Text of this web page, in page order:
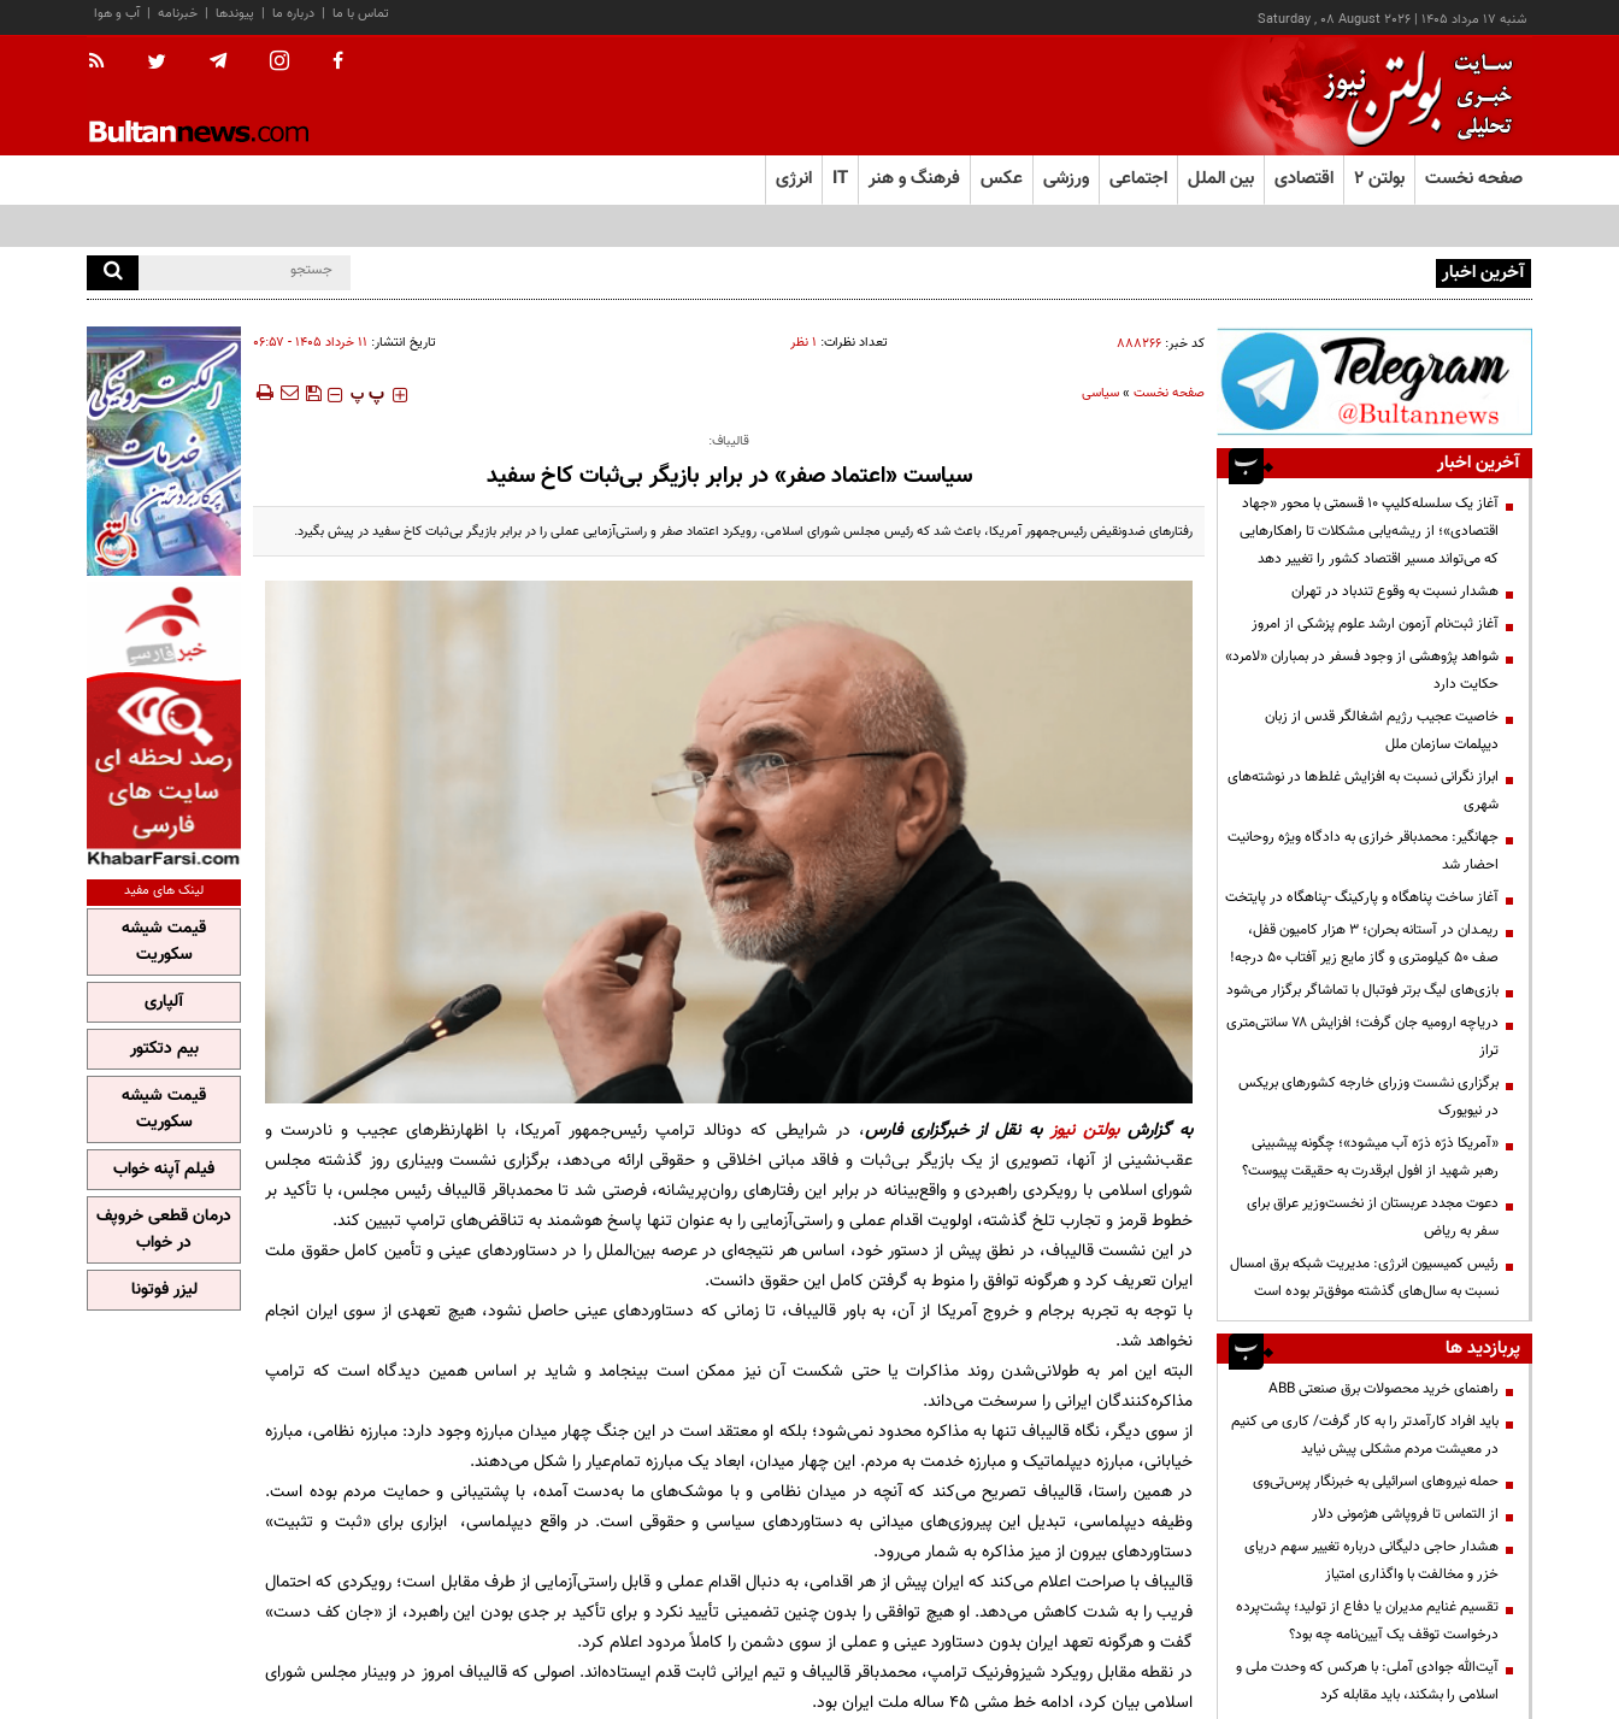
شنبه ۱۷ مرداد ۱۴۰۵ |
Saturday , 08 August 2026 آب و هوا | خبرنامه | پیوندها | درباره ما | تماس با ما
صفحه نخست بولتن ۲ اقتصادی بین الملل اجتماعی ورزشی عکس فرهنگ و هنر IT انرژی
آخرین اخبار
کد خبر: ۸۸۸۲۶۶ تعداد نظرات: ۱ نظر تاریخ انتشار: ۱۱ خرداد ۱۴۰۵ - ۰۶:۵۷
صفحه نخست»سیاسی ‍‍‍ پ پ
قالیباف:
سیاست «اعتماد صفر» در برابر بازیگر بی‌ثبات کاخ سفید
رفتارهای ضدونقیض رئیس‌جمهور آمریکا، باعث شد که رئیس مجلس شورای اسلامی، رویکرد اعتماد صفر و راستی‌آزمایی عملی را در برابر‌ بازیگر بی‌ثبات کاخ سفید در پیش بگیرد.
به گزارشبولتن نیوزبه نقل ازخبرگزاری فارس، در شرایطی که دونالد ترامپ رئیس‌جمهور آمریکا، با اظهارنظرهای عجیب و نادرست و
عقب‌نشینی از آنها، تصویری از یک بازیگر بی‌ثبات و فاقد مبانی اخلاقی و حقوقی ارائه می‌دهد، برگزاری نشست وبیناری روز گذشته مجلس
شورای اسلامی با رویکردی راهبردی و واقع‌بینانه در برابر این رفتارهای روان‌پریشانه، فرصتی شد تا محمدباقر قالیباف رئیس مجلس، با تأکید بر
خطوط قرمز و تجارب تلخ گذشته، اولویت اقدام عملی و راستی‌آزمایی را به عنوان تنها پاسخ هوشمند به تناقض‌های ترامپ تبیین کند.
در این نشست قالیباف، در نطق پیش از دستور خود، اساس هر نتیجه‌ای در عرصه بین‌الملل را در دستاوردهای عینی و تأمین کامل حقوق ملت
ایران تعریف کرد و هرگونه توافق را منوط به گرفتن کامل این حقوق دانست.
با توجه به تجربه برجام و خروج آمریکا از آن، به باور قالیباف، تا زمانی که دستاوردهای عینی حاصل نشود، هیچ تعهدی از سوی ایران انجام
نخواهد شد.
البته این امر به طولانی‌شدن روند مذاکرات یا حتی شکست آن نیز ممکن است بینجامد و شاید بر اساس همین دیدگاه است که ترامپ
مذاکره‌کنندگان ایرانی را سرسخت می‌داند.
از سوی دیگر، نگاه قالیباف تنها به مذاکره محدود نمی‌شود؛ بلکه او معتقد است در این جنگ چهار میدان مبارزه وجود دارد: مبارزه نظامی، مبارزه
خیابانی، مبارزه دیپلماتیک و مبارزه خدمت به مردم. این چهار میدان، ابعاد یک مبارزه تمام‌عیار را شکل می‌دهند.
در همین راستا، قالیباف تصریح می‌کند که آنچه در میدان نظامی و با موشک‌های ما به‌دست آمده، با پشتیبانی و حمایت مردم بوده است.
وظیفه دیپلماسی، تبدیل این پیروزی‌های میدانی به دستاوردهای سیاسی و حقوقی است. در واقع دیپلماسی، ابزاری برای «ثبت و تثبیت»
دستاوردهای بیرون از میز مذاکره به شمار می‌رود.
قالیباف با صراحت اعلام می‌کند که ایران پیش از هر اقدامی، به دنبال اقدام عملی و قابل راستی‌آزمایی از طرف مقابل است؛ رویکردی که احتمال
فریب را به شدت کاهش می‌دهد. او هیچ توافقی را بدون چنین تضمینی تأیید نکرد و برای تأکید بر جدی بودن این راهبرد، از «جان کف دست»
گفت و هرگونه تعهد ایران بدون دستاورد عینی و عملی از سوی دشمن را کاملاً مردود اعلام کرد.
در نقطه مقابل رویکرد شیزوفرنیک ترامپ، محمدباقر قالیباف و تیم ایرانی ثابت قدم ایستاده‌اند. اصولی که قالیباف امروز در وبینار مجلس شورای
اسلامی بیان کرد، ادامه خط مشی ۴۵ ساله ملت ایران بود.
آخرین اخبار
آغاز یک سلسله‌کلیپ ۱۰ قسمتی با محور «جهاد
اقتصادی»؛ از ریشه‌یابی مشکلات تا راهکارهایی
که می‌تواند مسیر اقتصاد کشور را تغییر دهد
هشدار نسبت به وقوع تندباد در تهران
آغاز ثبت‌نام آزمون ارشد علوم پزشکی از امروز
شواهد پژوهشی از وجود فسفر در بمباران «لامرد»
حکایت دارد
خاصیت عجیب رژیم اشغالگر قدس از زبان
دیپلمات سازمان ملل
ابراز نگرانی نسبت به افزایش غلط‌ها در نوشته‌های
شهری
جهانگیر: محمدباقر خرازی به دادگاه ویژه روحانیت
احضار شد
آغاز ساخت پناهگاه و پارکینگ -پناهگاه در پایتخت
ریمـدان در آستانه بحران؛ ۳ هزار کامیون قفل،
صف ۵۰ کیلومتری و گاز مایع زیر آفتاب ۵۰ درجه!
بازی‌های لیگ برتر فوتبال با تماشاگر برگزار می‌شود
دریاچه ارومیه جان گرفت؛ افزایش ۷۸ سانتی‌متری
تراز
برگزاری نشست وزرای خارجه کشورهای بریکس
در نیویورک
«آمریکا ذرّه ذرّه آب میشود»؛ چگونه پیشبینی
رهبر شهید از افول ابرقدرت به حقیقت پیوست؟
دعوت مجدد عربستان از نخست‌وزیر عراق برای
سفر به ریاض
رئیس کمیسیون انرژی: مدیریت شبکه برق امسال
نسبت به سال‌های گذشته موفق‌تر بوده است
پربازدید ها
راهنمای خرید محصولات برق صنعتی ABB
باید افراد کارآمدتر را به کار گرفت/ کاری می کنیم
در معیشت مردم مشکلی پیش نیاید
حمله نیروهای اسرائیلی به خبرنگار پرس‌تی‌وی
از التماس تا فروپاشی هژمونی دلار
هشدار حاجی دلیگانی درباره تغییر سهم دریای
خزر و مخالفت با واگذاری امتیاز
تقسیم غنایم مدیران یا دفاع از تولید؛ پشت‌پرده
درخواست توقف یک آیین‌نامه چه بود؟
آیت‌الله جوادی آملی: با هرکس که وحدت ملی و
اسلامی را بشکند، باید مقابله کرد
لینک های مفید
قیمت شیشه
سکوریت
آلپاری
بیم دتکتور
قیمت شیشه
سکوریت
فیلم آپنه خواب
درمان قطعی خروپف
در خواب
لیزر فوتونا